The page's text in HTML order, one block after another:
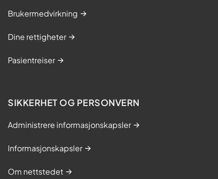
Brukermedvirkning
Dine rettigheter
Pasientreiser
SIKKERHET OG PERSONVERN
Administrere informasjonskapsler
Informasjonskapsler
Om nettstedet